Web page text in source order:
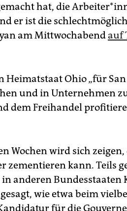
hat, die
er ist die
am Mittwochabend auf
Heimatstaat Ohio „für
und in Unternehmen
dem Freihandel
Wochen wird sich
zementieren kann. Teils
anderen Bundesstaaten
wie etwa beim
für die